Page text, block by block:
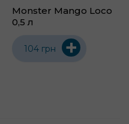
Monster Mango Loco
0,5 л
104 грн +